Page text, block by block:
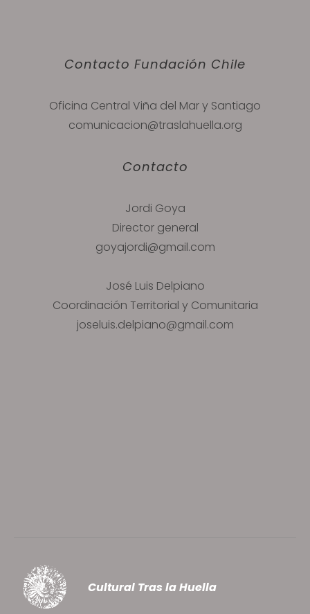
Contacto Fundación Chile
Oficina Central Viña del Mar y Santiago
comunicacion@traslahuella.org
Contacto
Jordi Goya
Director general
goyajordi@gmail.com
José Luis Delpiano
Coordinación Territorial y Comunitaria
joseluis.delpiano@gmail.com
Cultural Tras la Huella